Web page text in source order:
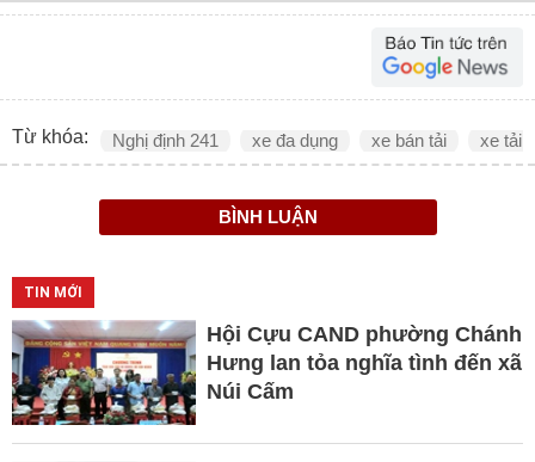
Từ khóa: Nghị định 241 xe đa dụng xe bán tải xe tải
BÌNH LUẬN
TIN MỚI
Hội Cựu CAND phường Chánh
Hưng lan tỏa nghĩa tình đến xã
Núi Cấm